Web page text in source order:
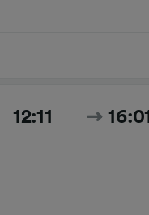
12:11 16:01